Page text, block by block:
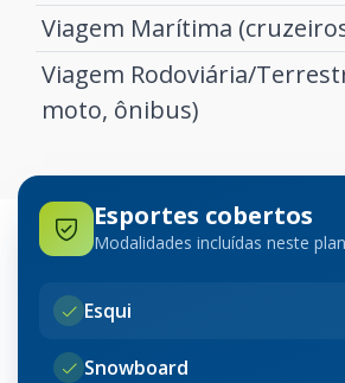
Viagem Marítima
Viagem Rodoviária/
moto, ônibus)
Esportes cobertos
Modalidades incluídas neste
Esqui
Snowboard